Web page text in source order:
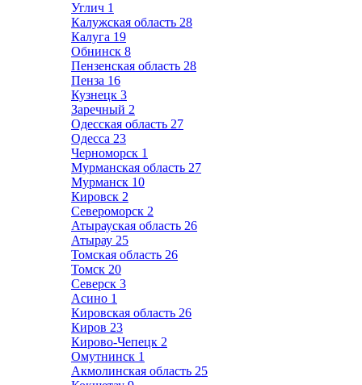
Углич 1
Калужская область 28
Калуга 19
Обнинск 8
Пензенская область 28
Пенза 16
Кузнецк 3
Заречный 2
Одесская область 27
Одесса 23
Черноморск 1
Мурманская область 27
Мурманск 10
Кировск 2
Североморск 2
Атырауская область 26
Атырау 25
Томская область 26
Томск 20
Северск 3
Асино 1
Кировская область 26
Киров 23
Кирово-Чепецк 2
Омутнинск 1
Акмолинская область 25